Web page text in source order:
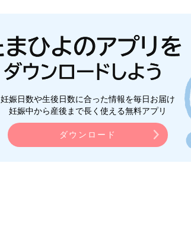
妊娠日数や生後日数に合った情報を毎日お届け
妊娠中から産後まで長く使える無料アプリ
ダウンロード